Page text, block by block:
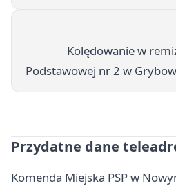
Kolędowanie w
Podstawowej nr 2 w
Przydatne dane
Komenda Miejska PSP w